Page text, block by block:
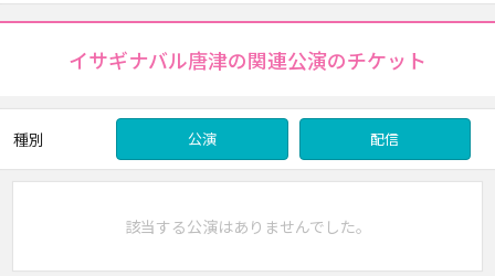
イサギナバル唐津の関連公演のチケット
種別 公演 配信
該当する公演はありませんでした。